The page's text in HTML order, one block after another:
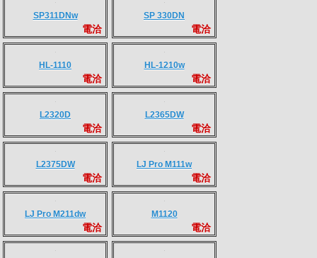
黑白印表機 DocuPrint
P115w
黑白印表機 DocuPrint
P225d
黑白印表機 DocuPrint
P355d
黑白印表機 DocuPrint
P265dw
黑白印表機 DocuPrint
P455d
EPSON AL-M400DN
電洽
DocuPrint P375d
電洽
ApeosPort Print
3410SD
DocuPrint P375dw
ApeosPort Print